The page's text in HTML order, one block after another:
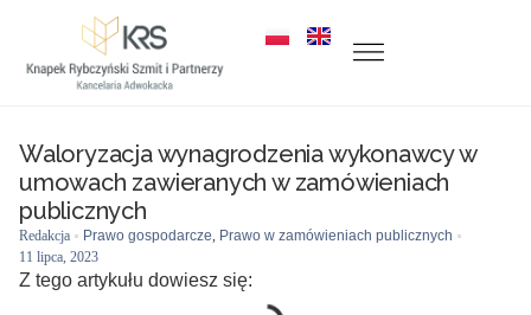
Waloryzacja wynagrodzenia wykonawcy w
umowach zawieranych w zamówieniach
publicznych
Redakcja Prawo gospodarcze, Prawo w zamówieniach publicznych
11 lipca, 2023
Z tego artykułu dowiesz się: